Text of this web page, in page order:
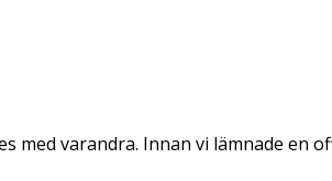
varandra. Innan vi lämnade en